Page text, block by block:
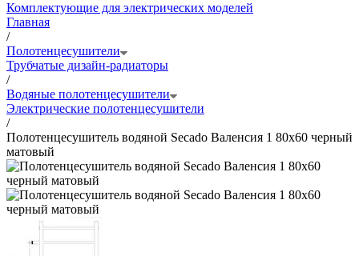
Комплектующие для электрических моделей
Главная
/
Полотенцесушители
Трубчатые дизайн-радиаторы
/
Водяные полотенцесушители
Электрические полотенцесушители
/
Полотенцесушитель водяной Secado Валенсия 1 80x60 черный
матовый